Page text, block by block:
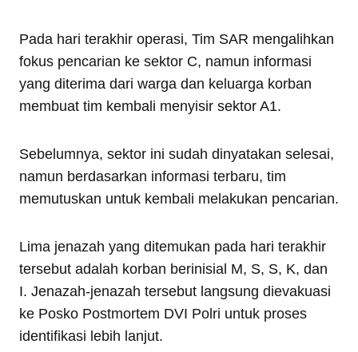
Pada hari terakhir operasi, Tim SAR mengalihkan
fokus pencarian ke sektor C, namun informasi
yang diterima dari warga dan keluarga korban
membuat tim kembali menyisir sektor A1.
Sebelumnya, sektor ini sudah dinyatakan selesai,
namun berdasarkan informasi terbaru, tim
memutuskan untuk kembali melakukan pencarian.
Lima jenazah yang ditemukan pada hari terakhir
tersebut adalah korban berinisial M, S, S, K, dan
I. Jenazah-jenazah tersebut langsung dievakuasi
ke Posko Postmortem DVI Polri untuk proses
identifikasi lebih lanjut.